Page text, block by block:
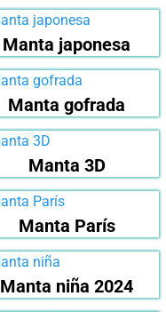
Manta japonesa
Manta gofrada
Manta 3D
Manta París
Manta niña 2024